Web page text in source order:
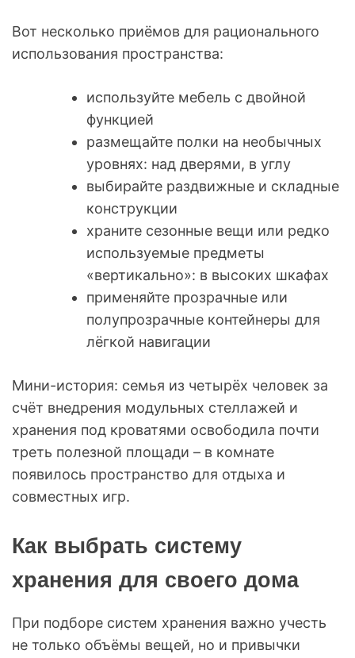
Вот несколько приёмов для рационального
использования пространства:
используйте мебель с двойной
функцией
размещайте полки на необычных
уровнях: над дверями, в углу
выбирайте раздвижные и складные
конструкции
храните сезонные вещи или редко
используемые предметы
«вертикально»: в высоких шкафах
применяйте прозрачные или
полупрозрачные контейнеры для
лёгкой навигации
Мини-история: семья из четырёх человек за
счёт внедрения модульных стеллажей и
хранения под кроватями освободила почти
треть полезной площади – в комнате
появилось пространство для отдыха и
совместных игр.
Как выбрать систему
хранения для своего дома
При подборе систем хранения важно учесть
не только объёмы вещей, но и привычки